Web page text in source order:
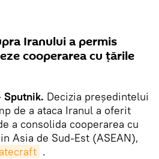
Iranului a permis
cooperarea cu țările
Sputnik. Decizia președintelui
de a ataca Iranul a oferit
a consolida cooperarea cu
Asia de Sud-Est (ASEAN),
.